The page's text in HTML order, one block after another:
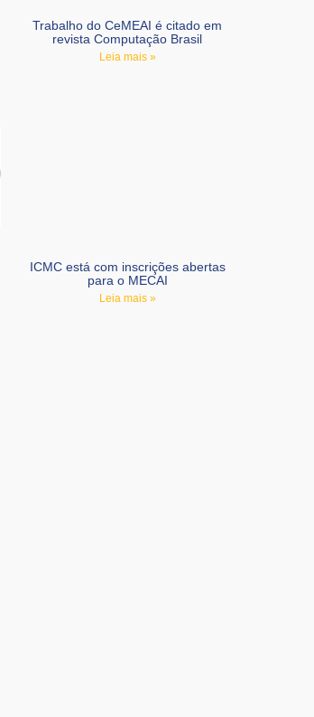
Trabalho do CeMEAI é citado em
revista Computação Brasil
Leia mais »
ICMC está com inscrições abertas
para o MECAI
Leia mais »